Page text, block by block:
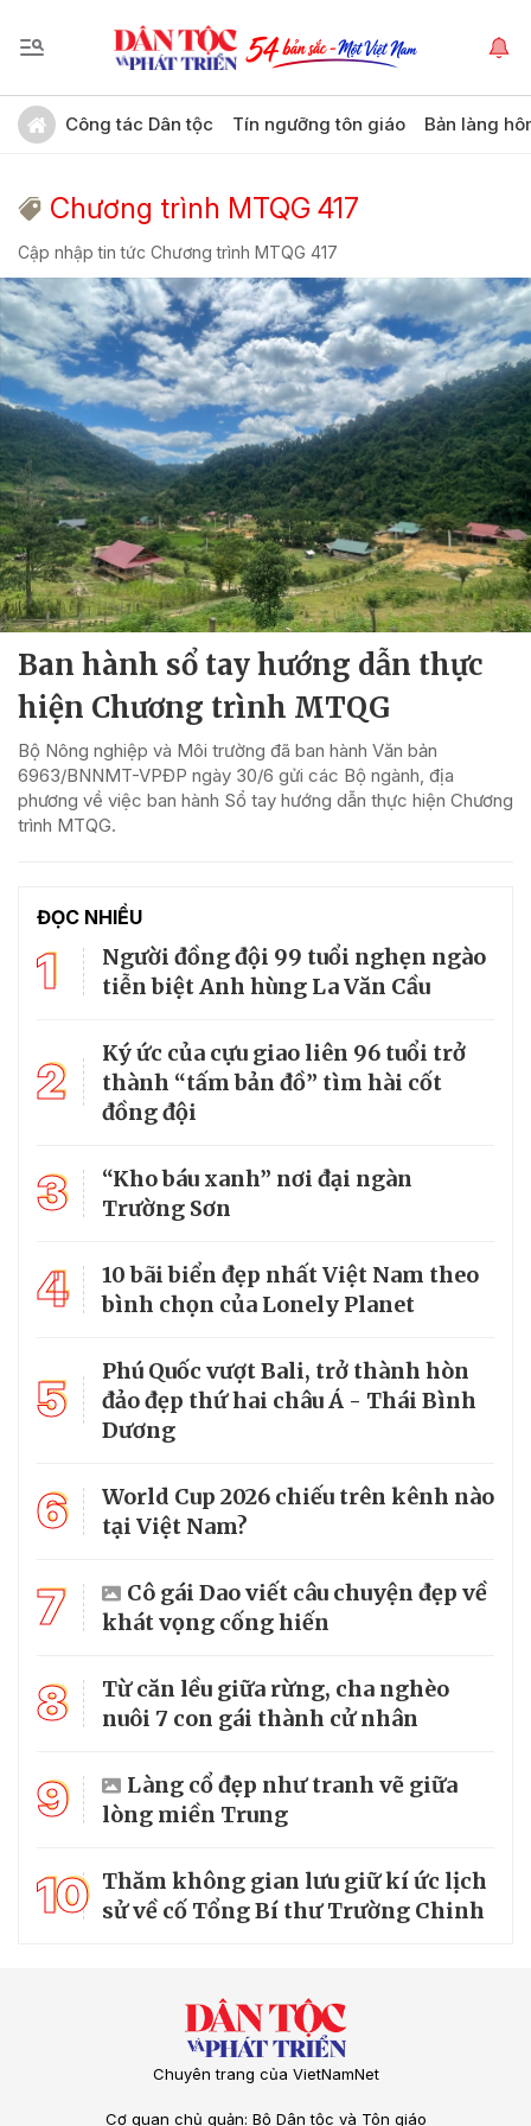
Công tác Dân tộc Tín ngưỡng tôn giáo Bản làng
Chương trình MTQG 417
Cập nhập tin tức Chương trình MTQG 417
Ban hành sổ tay hướng dẫn thực
hiện Chương trình MTQG
Bộ Nông nghiệp và Môi trường đã ban hành Văn bản
6963/BNNMT-VPĐP ngày 30/6 gửi các Bộ ngành, địa
phương về việc ban hành Sổ tay hướng dẫn thực hiện Chương
trình MTQG.
ĐỌC NHIỀU
1
Người đồng đội 99 tuổi nghẹn ngào
tiễn biệt Anh hùng La Văn Cầu
2
Ký ức của cựu giao liên 96 tuổi trở
thành “tấm bản đồ” tìm hài cốt
đồng đội
3
“Kho báu xanh” nơi đại ngàn
Trường Sơn
4
10 bãi biển đẹp nhất Việt Nam theo
bình chọn của Lonely Planet
5
Phú Quốc vượt Bali, trở thành hòn
đảo đẹp thứ hai châu Á - Thái Bình
Dương
6
World Cup 2026 chiếu trên kênh nào
tại Việt Nam?
7
Cô gái Dao viết câu chuyện đẹp về
khát vọng cống hiến
8
Từ căn lều giữa rừng, cha nghèo
nuôi 7 con gái thành cử nhân
9
Làng cổ đẹp như tranh vẽ giữa
lòng miền Trung
10 Thăm không gian lưu giữ kí ức lịch
sử về cố Tổng Bí thư Trường Chinh
Chuyên trang của VietNamNet
Cơ quan chủ quản: Bộ Dân tộc và Tôn giáo